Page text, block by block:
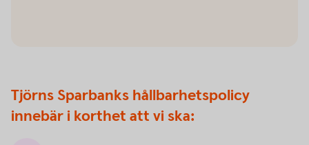
Tjörns Sparbanks hållbarhetspolicy
innebär i korthet att vi ska: